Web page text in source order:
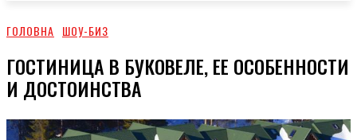
ГОЛОВНА ШОУ-БИЗ
ГОСТИНИЦА В БУКОВЕЛЕ, ЕЕ ОСОБЕННОСТИ
И ДОСТОИНСТВА